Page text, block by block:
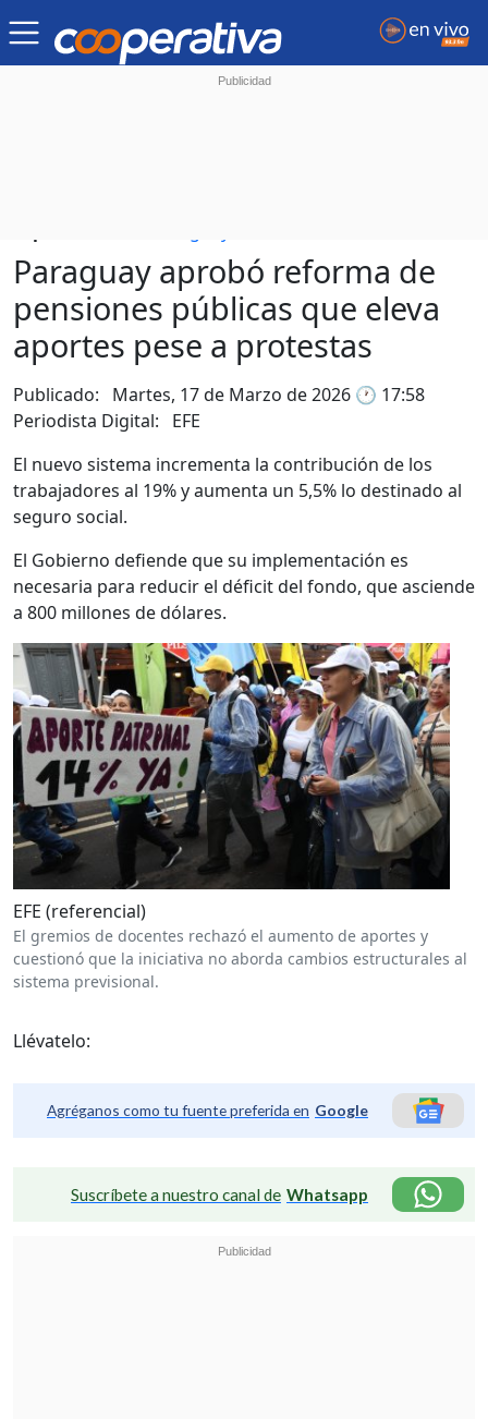
Paraguay aprobó reforma de
pensiones públicas que eleva
aportes pese a protestas
Publicado: Martes, 17 de Marzo de 2026 🕐 17:58
Periodista Digital: EFE
El nuevo sistema incrementa la contribución de los
trabajadores al 19% y aumenta un 5,5% lo destinado al
seguro social.
El Gobierno defiende que su implementación es
necesaria para reducir el déficit del fondo, que asciende
a 800 millones de dólares.
EFE (referencial)
El gremios de docentes rechazó el aumento de aportes y
cuestionó que la iniciativa no aborda cambios estructurales al
sistema previsional.
Llévatelo:
Agréganos como tu fuente preferida en Google
Suscríbete a nuestro canal de Whatsapp